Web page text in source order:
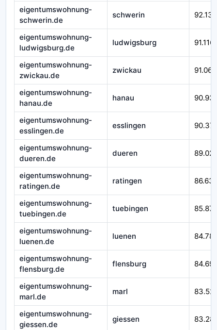
eigentumswohnung-
schwerin.de
schwerin 92.138
eigentumswohnung-
ludwigsburg.de
ludwigsburg 91.116
eigentumswohnung-
zwickau.de
zwickau 91.066
eigentumswohnung-
hanau.de
hanau
eigentumswohnung-
esslingen.de
esslingen
eigentumswohnung-
dueren.de
dueren
eigentumswohnung-
ratingen.de
ratingen
eigentumswohnung-
tuebingen.de
tuebingen 85.871
eigentumswohnung-
luenen.de
luenen
eigentumswohnung-
flensburg.de
flensburg
eigentumswohnung-
marl.de
marl
eigentumswohnung-
giessen.de
giessen